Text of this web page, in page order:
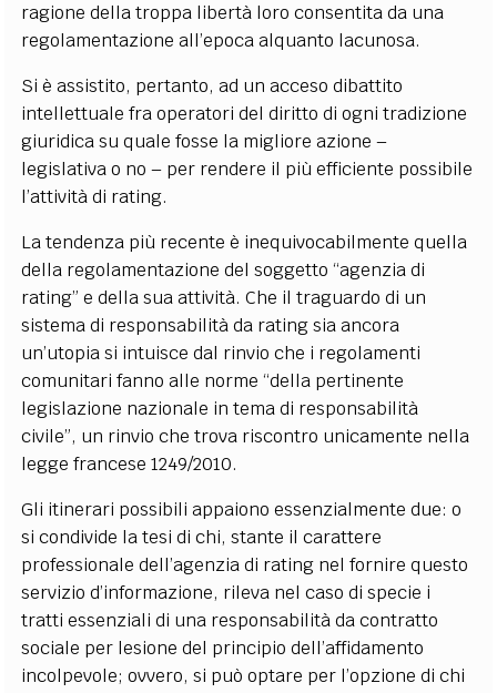
ragione della troppa libertà loro consentita da una
regolamentazione all’epoca alquanto lacunosa.
Si è assistito, pertanto, ad un acceso dibattito
intellettuale fra operatori del diritto di ogni tradizione
giuridica su quale fosse la migliore azione –
legislativa o no – per rendere il più efficiente possibile
l’attività di rating.
La tendenza più recente è inequivocabilmente quella
della regolamentazione del soggetto “agenzia di
rating” e della sua attività. Che il traguardo di un
sistema di responsabilità da rating sia ancora
un’utopia si intuisce dal rinvio che i regolamenti
comunitari fanno alle norme “della pertinente
legislazione nazionale in tema di responsabilità
civile”, un rinvio che trova riscontro unicamente nella
legge francese 1249/2010.
Gli itinerari possibili appaiono essenzialmente due: o
si condivide la tesi di chi, stante il carattere
professionale dell’agenzia di rating nel fornire questo
servizio d’informazione, rileva nel caso di specie i
tratti essenziali di una responsabilità da contratto
sociale per lesione del principio dell’affidamento
incolpevole; ovvero, si può optare per l’opzione di chi